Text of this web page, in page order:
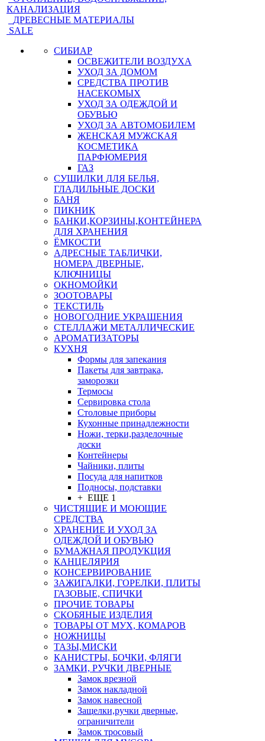
КАНАЛИЗАЦИЯ
ДРЕВЕСНЫЕ МАТЕРИАЛЫ
SALE
СИБИАР
ОСВЕЖИТЕЛИ ВОЗДУХА
УХОД ЗА ДОМОМ
СРЕДСТВА ПРОТИВ
НАСЕКОМЫХ
УХОД ЗА ОДЕЖДОЙ И
ОБУВЬЮ
УХОД ЗА АВТОМОБИЛЕМ
ЖЕНСКАЯ МУЖСКАЯ
КОСМЕТИКА
ПАРФЮМЕРИЯ
ГАЗ
СУШИЛКИ ДЛЯ БЕЛЬЯ,
ГЛАДИЛЬНЫЕ ДОСКИ
БАНЯ
ПИКНИК
БАНКИ,КОРЗИНЫ,КОНТЕЙНЕРА
ДЛЯ ХРАНЕНИЯ
ЁМКОСТИ
АДРЕСНЫЕ ТАБЛИЧКИ,
НОМЕРА ДВЕРНЫЕ,
КЛЮЧНИЦЫ
ОКНОМОЙКИ
ЗООТОВАРЫ
ТЕКСТИЛЬ
НОВОГОДНИЕ УКРАШЕНИЯ
СТЕЛЛАЖИ МЕТАЛЛИЧЕСКИЕ
АРОМАТИЗАТОРЫ
КУХНЯ
Формы для запекания
Пакеты для завтрака,
заморозки
Термосы
Сервировка стола
Столовые приборы
Кухонные принадлежности
Ножи, терки,разделочные
доски
Контейнеры
Чайники, плиты
Посуда для напитков
Подносы, подставки
+ ЕЩЕ 1
ЧИСТЯЩИЕ И МОЮЩИЕ
СРЕДСТВА
ХРАНЕНИЕ И УХОД ЗА
ОДЕЖДОЙ И ОБУВЬЮ
БУМАЖНАЯ ПРОДУКЦИЯ
КАНЦЕЛЯРИЯ
КОНСЕРВИРОВАНИЕ
ЗАЖИГАЛКИ, ГОРЕЛКИ, ПЛИТЫ
ГАЗОВЫЕ, СПИЧКИ
ПРОЧИЕ ТОВАРЫ
СКОБЯНЫЕ ИЗДЕЛИЯ
ТОВАРЫ ОТ МУХ, КОМАРОВ
НОЖНИЦЫ
ТАЗЫ,МИСКИ
КАНИСТРЫ, БОЧКИ, ФЛЯГИ
ЗАМКИ, РУЧКИ ДВЕРНЫЕ
Замок врезной
Замок накладной
Замок навесной
Защелки,ручки дверные,
ограничители
Замок тросовый